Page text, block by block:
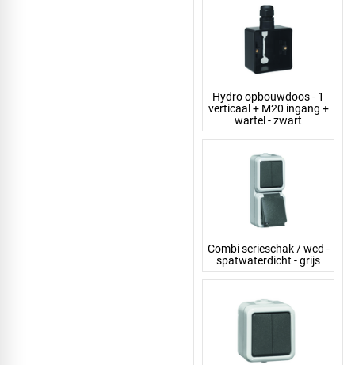
Hydro opbouwdoos - 1
verticaal + M20 ingang +
wartel - zwart
Combi serieschak / wcd -
spatwaterdicht - grijs